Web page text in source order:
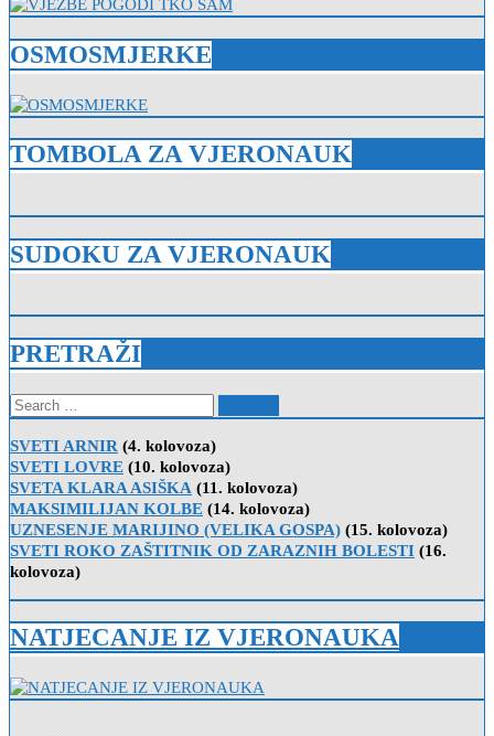
OSMOSMJERKE
TOMBOLA ZA VJERONAUK
SUDOKU ZA VJERONAUK
PRETRAŽI
Search
for:
SVETI ARNIR (4. kolovoza)
SVETI LOVRE (10. kolovoza)
SVETA KLARA ASIŠKA (11. kolovoza)
MAKSIMILIJAN KOLBE (14. kolovoza)
UZNESENJE MARIJINO (VELIKA GOSPA) (15. kolovoza)
SVETI ROKO ZAŠTITNIK OD ZARAZNIH BOLESTI (16.
kolovoza)
NATJECANJE IZ VJERONAUKA